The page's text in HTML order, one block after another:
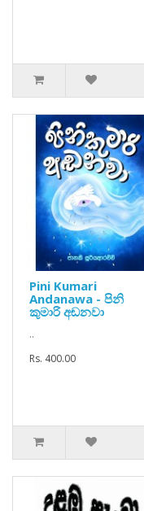
Pini Kumari
Andanawa - පිනි
කුමාරි අඬනවා
..
Rs. 400.00